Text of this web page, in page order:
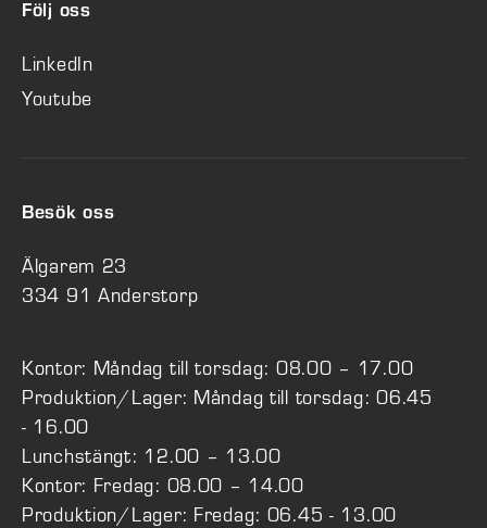
Följ oss
LinkedIn
Youtube
Besök oss
Älgarem 23
334 91 Anderstorp
Kontor: Måndag till torsdag: 08.00 – 17.00
Produktion/Lager: Måndag till torsdag: 06.45
- 16.00
Lunchstängt: 12.00 – 13.00
Kontor: Fredag: 08.00 – 14.00
Produktion/Lager: Fredag: 06.45 - 13.00